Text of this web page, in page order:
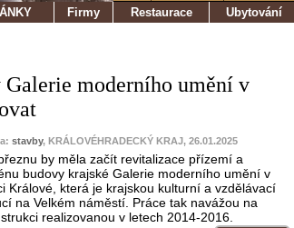
Firmy Restaurace Ubytování
moderního umění v
stavby, KRÁLOVÉHRADECKÝ KRAJ, 26.01.2025
by měla začít revitalizace přízemí a
budovy krajské Galerie moderního umění v
Králové, která je krajskou kulturní a vzdělávací
na Velkém náměstí. Práce tak navážou na
realizovanou v letech 2014-2016.